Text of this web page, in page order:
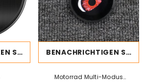
BENACHRICHTIGEN SIE MICH BENACHRICHTIGEN SIE MICH
Motorrad Multi-Modus